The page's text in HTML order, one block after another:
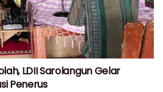
LDII Sarolangun Gelar
Penerus